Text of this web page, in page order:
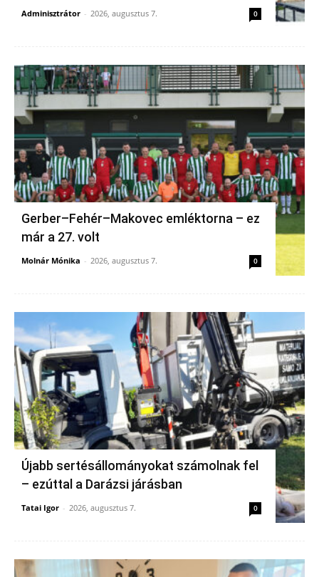
Adminisztrátor - 2026, augusztus 7. 0
Gerber–Fehér–Makovec emléktorna – ez
már a 27. volt
Molnár Mónika - 2026, augusztus 7. 0
Újabb sertésállományokat számolnak fel
– ezúttal a Darázsi járásban
Tatai Igor - 2026, augusztus 7. 0